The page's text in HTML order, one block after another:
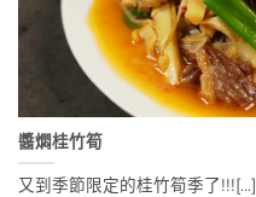
醬燜桂竹筍
又到季節限定的桂竹筍季了!!![...]